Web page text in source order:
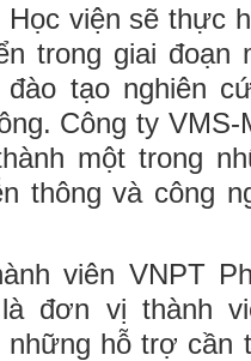
viện sẽ thực
trong giai đoạn
tạo nghiên
Công ty VMS-
một trong
thông và công
viên VNPT
đơn vị thành
những hỗ trợ cần